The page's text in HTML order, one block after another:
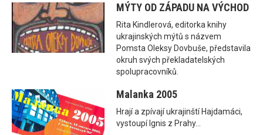
MÝTY OD ZÁPADU NA VÝCHOD
Rita Kindlerová, editorka knihy
ukrajinských mýtů s názvem
Pomsta Oleksy Dovbuše, představila
okruh svých překladatelských
spolupracovníků.
Malanka 2005
Hrají a zpívají ukrajinští Hajdamáci,
vystoupí Ignis z Prahy...